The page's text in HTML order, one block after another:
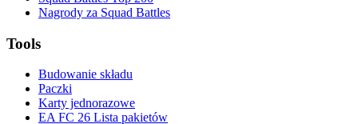
Nagrody za Squad Battles
Tools
Budowanie składu
Paczki
Karty jednorazowe
EA FC 26 Lista pakietów